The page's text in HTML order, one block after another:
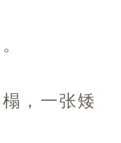
，一张矮